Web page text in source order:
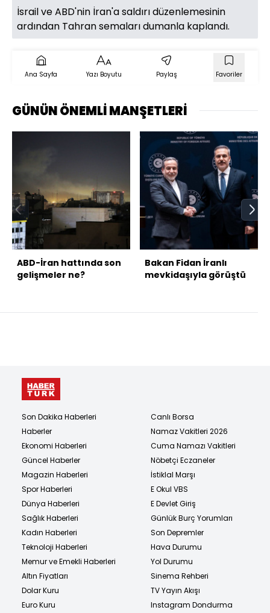
İsrail ve ABD'nin İran'a saldırı düzenlemesinin
ardından Tahran semaları dumanla kaplandı.
Ana Sayfa Yazı Boyutu Paylaş Favoriler
GÜNÜN ÖNEMLİ MANŞETLERİ
ABD-İran hattında son
gelişmeler ne?
Bakan Fidan İranlı
mevkidaşıyla görüştü
Son Dakika Haberleri
Haberler
Ekonomi Haberleri
Güncel Haberler
Magazin Haberleri
Spor Haberleri
Dünya Haberleri
Sağlık Haberleri
Kadın Haberleri
Teknoloji Haberleri
Memur ve Emekli Haberleri
Altın Fiyatları
Dolar Kuru
Euro Kuru
Canlı Borsa
Namaz Vakitleri 2026
Cuma Namazı Vakitleri
Nöbetçi Eczaneler
İstiklal Marşı
E Okul VBS
E Devlet Giriş
Günlük Burç Yorumları
Son Depremler
Hava Durumu
Yol Durumu
Sinema Rehberi
TV Yayın Akışı
Instagram Dondurma